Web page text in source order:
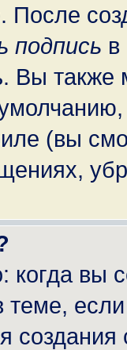
подпись
Вы также
(вы
когда вы